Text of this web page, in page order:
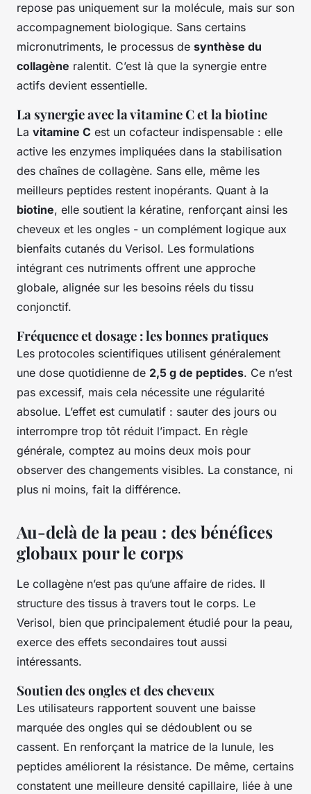
repose pas uniquement sur la molécule, mais sur son
accompagnement biologique. Sans certains
micronutriments, le processus de synthèse du
collagène ralentit. C’est là que la synergie entre
actifs devient essentielle.
La synergie avec la vitamine C et la biotine
La vitamine C est un cofacteur indispensable : elle
active les enzymes impliquées dans la stabilisation
des chaînes de collagène. Sans elle, même les
meilleurs peptides restent inopérants. Quant à la
biotine, elle soutient la kératine, renforçant ainsi les
cheveux et les ongles - un complément logique aux
bienfaits cutanés du Verisol. Les formulations
intégrant ces nutriments offrent une approche
globale, alignée sur les besoins réels du tissu
conjonctif.
Fréquence et dosage : les bonnes pratiques
Les protocoles scientifiques utilisent généralement
une dose quotidienne de 2,5 g de peptides. Ce n’est
pas excessif, mais cela nécessite une régularité
absolue. L’effet est cumulatif : sauter des jours ou
interrompre trop tôt réduit l’impact. En règle
générale, comptez au moins deux mois pour
observer des changements visibles. La constance, ni
plus ni moins, fait la différence.
Au-delà de la peau : des bénéfices
globaux pour le corps
Le collagène n’est pas qu’une affaire de rides. Il
structure des tissus à travers tout le corps. Le
Verisol, bien que principalement étudié pour la peau,
exerce des effets secondaires tout aussi
intéressants.
Soutien des ongles et des cheveux
Les utilisateurs rapportent souvent une baisse
marquée des ongles qui se dédoublent ou se
cassent. En renforçant la matrice de la lunule, les
peptides améliorent la résistance. De même, certains
constatent une meilleure densité capillaire, liée à une